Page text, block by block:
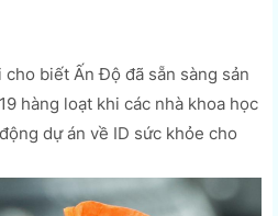
biết Ấn Độ đã sẵn sàng sản
hàng loạt khi các nhà khoa học
dự án về ID sức khỏe cho